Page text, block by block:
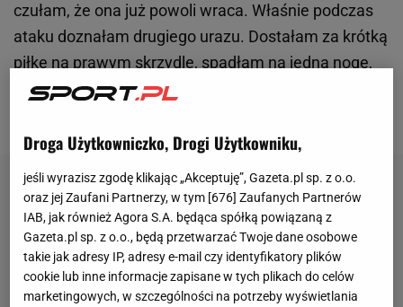
czułam, że ona już powoli wraca. Właśnie podczas
ataku doznałam drugiego urazu. Dostałam za krótką
piłkę na prawym skrzydle, spadłam na jedną nogę,
kolano nie utrzymało ciężaru i uciekło... Mam
Droga Użytkowniczko, Drogi Użytkowniku,
jeśli wyrazisz zgodę klikając „Akceptuję”, Gazeta.pl sp. z o.o.
oraz jej Zaufani Partnerzy, w tym [676] Zaufanych Partnerów
IAB, jak również Agora S.A. będąca spółką powiązaną z
Gazeta.pl sp. z o.o., będą przetwarzać Twoje dane osobowe
takie jak adresy IP, adresy e-mail czy identyfikatory plików
cookie lub inne informacje zapisane w tych plikach do celów
marketingowych, w szczególności na potrzeby wyświetlania